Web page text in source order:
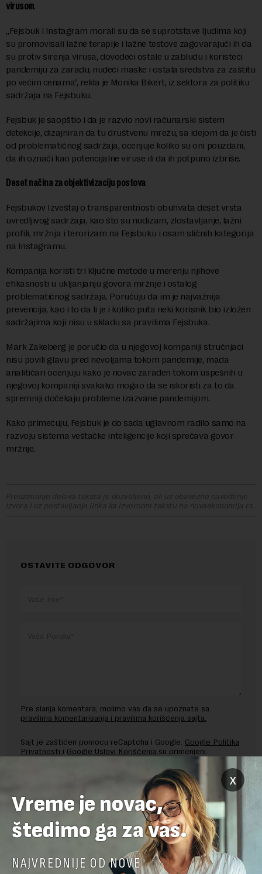
virusom.
„Fejsbuk i Instagram morali su da se suprotstave ljudima koji
su promovisali lažne terapije i lažne testove zagovarajući ih da
su protiv širenja virusa, dovodeći ostale u zabludu i koristeći
pandemiju za zaradu, nudeći maske i ostala sredstva za zaštitu
po većim cenama“, rekla je Monika Bikert, iz sektora za politiku
sadržaja na Fejsbuku.
Fejsbuk je saopštio i da je razvio novi računarski sistem
detekcije, dizajniran da tu društvenu mrežu, sa idejom da je čisti
od problematičnog sadržaja, ocenjuje koliko su oni pouzdani,
da ih označi kao potencijalne viruse ili da ih potpuno izbriše.
Deset načina za objektivizaciju postova
Fejsbukov Izveštaj o transparentnosti obuhvata deset vrsta
uvredljivog sadržaja, kao što su nudizam, zlostavljanje, lažni
profili, mržnja i terorizam na Fejsbuku i osam sličnih kategorija
na Instagramu.
Kompanija koristi tri ključne metode u merenju njihove
efikasnosti u ukljanjanju govora mržnje i ostalog
problematičnog sadržaja. Poručuju da im je najvažnija
prevencija, kao i to da li je i koliko puta neki korisnik bio izložen
sadržajima koji nisu u skladu sa pravilima Fejsbuka.
Mark Zakeberg je poručio da u njegovoj kompaniji stručnjaci
nisu povili glavu pred nevoljama tokom pandemije, mada
analitičari ocenjuju kako je novac zarađen tokom uspešnih u
njegovoj kompaniji svakako mogao da se iskoristi za to da
spremniji dočekaju probleme izazvane pandemijom.
Kako primećuju, Fejsbuk je do sada uglavnom radilo samo na
razvoju sistema veštačke inteligencije koji sprečava govor
mržnje.
Preuzimanje delova teksta je dozvoljeno, ali uz obavezno navođenje
izvora i uz postavljanje linka ka izvornom tekstu na novaekonomija.rs
OSTAVITE ODGOVOR
Pre slanja komentara, molimo vas da se upoznate sa
pravilima komentarisanja i pravilima korišćenja sajta.
Sajt je zaštićen pomocu reCaptcha i Google. Google Politika
Privatnosti i Google Uslovi Korišćenja su primenjeni.
x
Vreme je novac,
štedimo ga za vas.
NAJVREDNIJE OD NOVE